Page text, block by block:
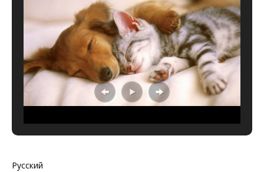
Русский